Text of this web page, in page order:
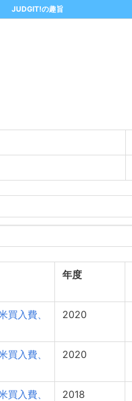
JUDGIT!の趣旨
年度
買入費、
2020
買入費、
2020
買入費、
2018